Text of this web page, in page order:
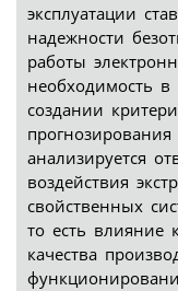
эксплуатации
надежности
работы
необходимость
создании
анализируется
воздействия
свойственных
то есть влияние
качества